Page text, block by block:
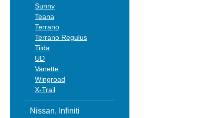
Sunny
Teana
Terrano
Terrano Regulus
Tiida
UD
Vanette
Wingroad
X-Trail
Nissan, Infiniti